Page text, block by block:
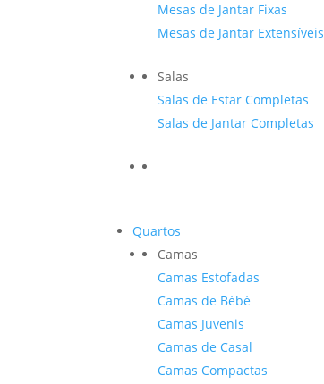
Mesas de Jantar Fixas
Mesas de Jantar Extensíveis
Salas
Salas de Estar Completas
Salas de Jantar Completas
Quartos
Camas
Camas Estofadas
Camas de Bébé
Camas Juvenis
Camas de Casal
Camas Compactas